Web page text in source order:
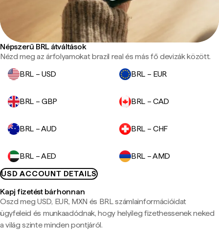
Népszerű BRL átváltások
Nézd meg az árfolyamokat brazil real és más fő devizák között.
BRL – USD
BRL – EUR
BRL – GBP BRL – CAD
BRL – AUD BRL – CHF
BRL – AED
BRL – AMD
USD ACCOUNT DETAILS
Kapj fizetést bárhonnan
Oszd meg USD, EUR, MXN és BRL számlainformációidat
ügyfeleid és munkaadódnak, hogy helyileg fizethessenek neked
a világ szinte minden pontjáról.